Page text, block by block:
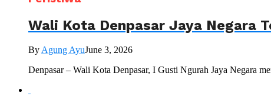
Wali Kota Denpasar Jaya Negara
ByAgung AyuJune 3, 2026
Denpasar – Wali Kota Denpasar, I Gusti Ngurah Jaya Negara